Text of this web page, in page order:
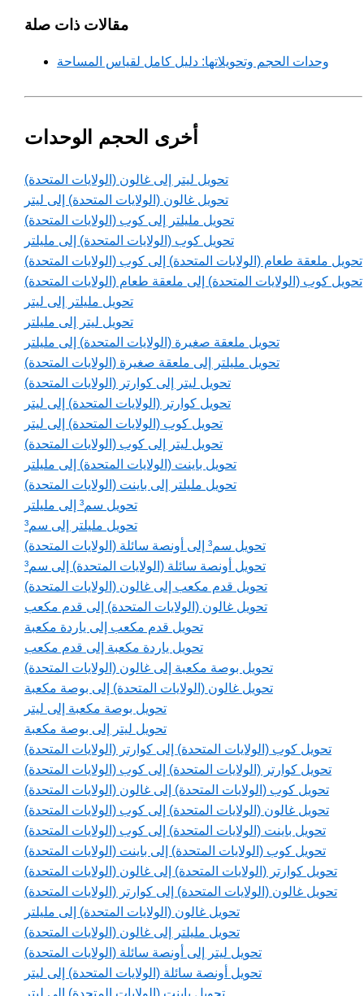
مقالات ذات صلة
وحدات الحجم وتحويلاتها: دليل كامل لقياس المساحة
أخرى الحجم الوحدات
تحويل ليتر إلى غالون (الولايات المتحدة)
تحويل غالون (الولايات المتحدة) إلى ليتر
تحويل مليلتر إلى كوب (الولايات المتحدة)
تحويل كوب (الولايات المتحدة) إلى مليلتر
تحويل ملعقة طعام (الولايات المتحدة) إلى كوب (الولايات المتحدة)
تحويل كوب (الولايات المتحدة) إلى ملعقة طعام (الولايات المتحدة)
تحويل مليلتر إلى ليتر
تحويل ليتر إلى مليلتر
تحويل ملعقة صغيرة (الولايات المتحدة) إلى مليلتر
تحويل مليلتر إلى ملعقة صغيرة (الولايات المتحدة)
تحويل ليتر إلى كوارتر (الولايات المتحدة)
تحويل كوارتر (الولايات المتحدة) إلى ليتر
تحويل كوب (الولايات المتحدة) إلى ليتر
تحويل ليتر إلى كوب (الولايات المتحدة)
تحويل باينت (الولايات المتحدة) إلى مليلتر
تحويل مليلتر إلى باينت (الولايات المتحدة)
تحويل سم³ إلى مليلتر
تحويل مليلتر إلى سم³
تحويل سم³ إلى أونصة سائلة (الولايات المتحدة)
تحويل أونصة سائلة (الولايات المتحدة) إلى سم³
تحويل قدم مكعب إلى غالون (الولايات المتحدة)
تحويل غالون (الولايات المتحدة) إلى قدم مكعب
تحويل قدم مكعب إلى ياردة مكعبة
تحويل ياردة مكعبة إلى قدم مكعب
تحويل بوصة مكعبة إلى غالون (الولايات المتحدة)
تحويل غالون (الولايات المتحدة) إلى بوصة مكعبة
تحويل بوصة مكعبة إلى ليتر
تحويل ليتر إلى بوصة مكعبة
تحويل كوب (الولايات المتحدة) إلى كوارتر (الولايات المتحدة)
تحويل كوارتر (الولايات المتحدة) إلى كوب (الولايات المتحدة)
تحويل كوب (الولايات المتحدة) إلى غالون (الولايات المتحدة)
تحويل غالون (الولايات المتحدة) إلى كوب (الولايات المتحدة)
تحويل باينت (الولايات المتحدة) إلى كوب (الولايات المتحدة)
تحويل كوب (الولايات المتحدة) إلى باينت (الولايات المتحدة)
تحويل كوارتر (الولايات المتحدة) إلى غالون (الولايات المتحدة)
تحويل غالون (الولايات المتحدة) إلى كوارتر (الولايات المتحدة)
تحويل غالون (الولايات المتحدة) إلى مليلتر
تحويل مليلتر إلى غالون (الولايات المتحدة)
تحويل ليتر إلى أونصة سائلة (الولايات المتحدة)
تحويل أونصة سائلة (الولايات المتحدة) إلى ليتر